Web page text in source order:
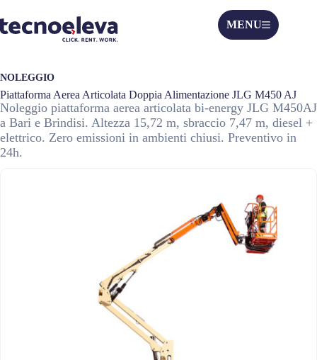
MENU
NOLEGGIO
Piattaforma Aerea Articolata Doppia Alimentazione JLG M450 AJ
Noleggio piattaforma aerea articolata bi-energy JLG M450AJ
a Bari e Brindisi. Altezza 15,72 m, sbraccio 7,47 m, diesel +
elettrico. Zero emissioni in ambienti chiusi. Preventivo in
24h.